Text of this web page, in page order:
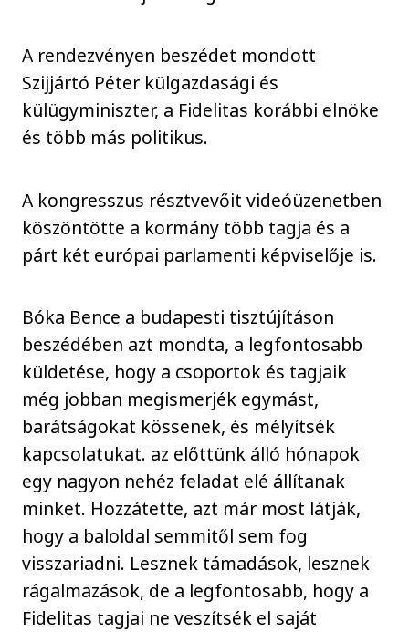
A rendezvényen beszédet mondott
Szijjártó Péter külgazdasági és
külügyminiszter, a Fidelitas korábbi elnöke
és több más politikus.
A kongresszus résztvevőit videóüzenetben
köszöntötte a kormány több tagja és a
párt két európai parlamenti képviselője is.
Bóka Bence a budapesti tisztújításon
beszédében azt mondta, a legfontosabb
küldetése, hogy a csoportok és tagjaik
még jobban megismerjék egymást,
barátságokat kössenek, és mélyítsék
kapcsolatukat. az előttünk álló hónapok
egy nagyon nehéz feladat elé állítanak
minket. Hozzátette, azt már most látják,
hogy a baloldal semmitől sem fog
visszariadni. Lesznek támadások, lesznek
rágalmazások, de a legfontosabb, hogy a
Fidelitas tagjai ne veszítsék el saját